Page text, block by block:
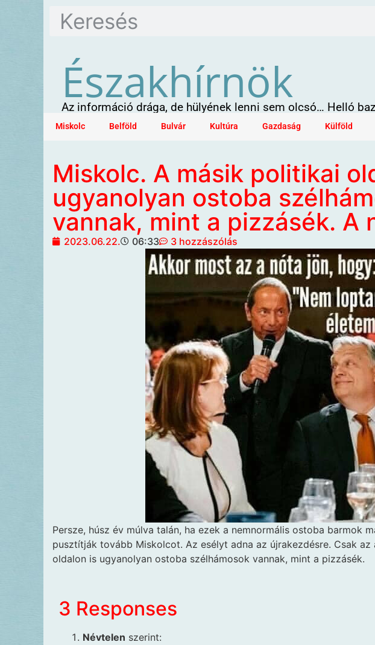
Északhírnök
Az információ drága, de hülyének lenni sem olcsó… Helló
Miskolc Belföld Bulvár Kultúra Gazdaság Külföld
Miskolc. A másik politikai
ugyanolyan ostoba
vannak, mint a pizzásék. A
2023.06.22. 06:33 3 hozzászólás
Persze, húsz év múlva talán, ha ezek a nemnormális ostoba barmok
pusztítják tovább Miskolcot. Az esélyt adna az újrakezdésre. Csak
oldalon is ugyanolyan ostoba szélhámosok vannak, mint a pizzásék.
3 Responses
Névtelen szerint: